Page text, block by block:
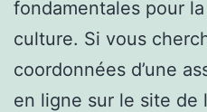
fondamentales pour
culture. Si vous
coordonnées d’une
en ligne sur le site de